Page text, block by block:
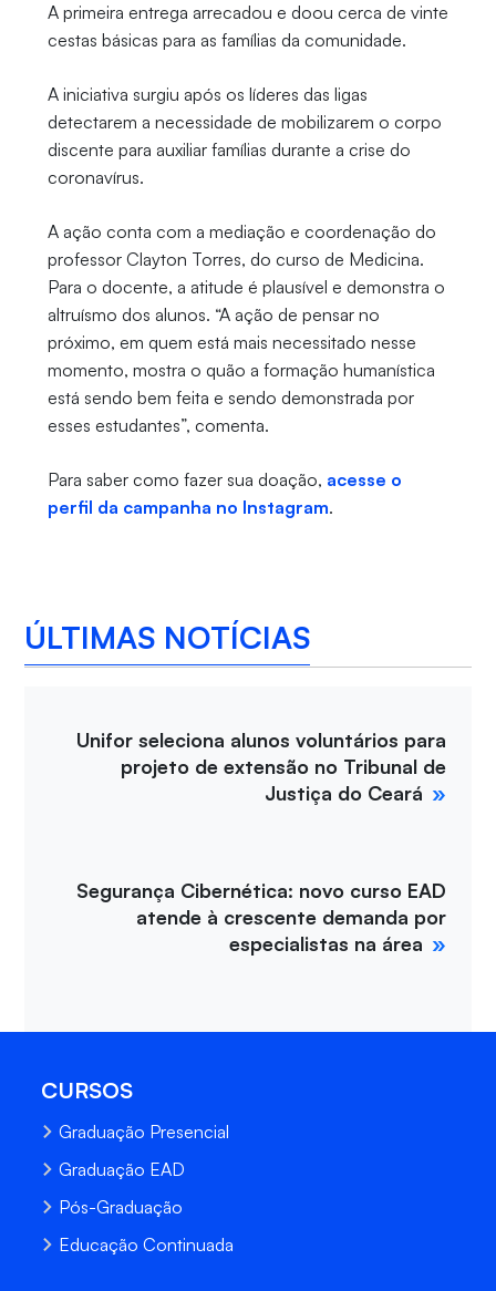
A primeira entrega arrecadou e doou cerca de vinte
cestas básicas para as famílias da comunidade.
A iniciativa surgiu após os líderes das ligas
detectarem a necessidade de mobilizarem o corpo
discente para auxiliar famílias durante a crise do
coronavírus.
A ação conta com a mediação e coordenação do
professor Clayton Torres, do curso de Medicina.
Para o docente, a atitude é plausível e demonstra o
altruísmo dos alunos. “A ação de pensar no
próximo, em quem está mais necessitado nesse
momento, mostra o quão a formação humanística
está sendo bem feita e sendo demonstrada por
esses estudantes”, comenta.
Para saber como fazer sua doação, acesse o
perfil da campanha no Instagram.
ÚLTIMAS NOTÍCIAS
Unifor seleciona alunos voluntários para
projeto de extensão no Tribunal de
Justiça do Ceará
Segurança Cibernética: novo curso EAD
atende à crescente demanda por
especialistas na área
CURSOS
Graduação Presencial
Graduação EAD
Pós-Graduação
Educação Continuada